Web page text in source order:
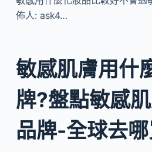
佈人: ask4…
敏感肌膚用什
牌?盤點敏感
品牌-全球去